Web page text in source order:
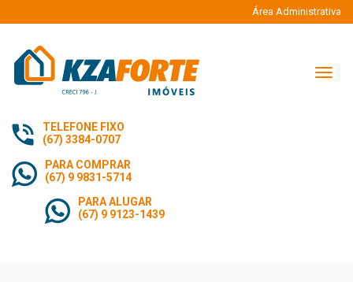
Área Administrativa
TELEFONE FIXO
(67) 3384-0707
PARA COMPRAR
(67) 9 9831-5714
PARA ALUGAR
(67) 9 9123-1439